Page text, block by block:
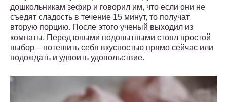
дошкольникам зефир и говорил им, что если они не
съедят сладость в течение 15 минут, то получат
вторую порцию. После этого ученый выходил из
комнаты. Перед юными подопытными стоял простой
выбор – потешить себя вкусностью прямо сейчас или
подождать и удвоить удовольствие.